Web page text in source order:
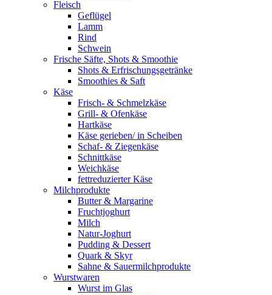
Fleisch
Geflügel
Lamm
Rind
Schwein
Frische Säfte, Shots & Smoothie
Shots & Erfrischungsgetränke
Smoothies & Saft
Käse
Frisch- & Schmelzkäse
Grill- & Ofenkäse
Hartkäse
Käse gerieben/ in Scheiben
Schaf- & Ziegenkäse
Schnittkäse
Weichkäse
fettreduzierter Käse
Milchprodukte
Butter & Margarine
Fruchtjoghurt
Milch
Natur-Joghurt
Pudding & Dessert
Quark & Skyr
Sahne & Sauermilchprodukte
Wurstwaren
Wurst im Glas